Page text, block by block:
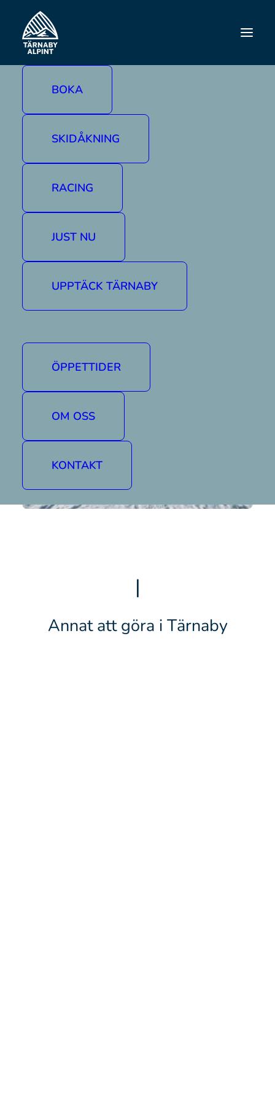
BOKA
SKIDÅKNING
RACING
JUST NU
UPPTÄCK TÄRNABY
ÖPPETTIDER
OM OSS
KONTAKT
UPPTÄCK TÄRNABY
Skoter
massor av leder och spännande skoterkörning
att utforska. I Tärnaby ligger skoterleden
ut i Fjällvärlden. Kom ihåg att respektera natur
och andra som vistas på fjället och ta ansvar
för din skoterkörning tillsammans är vi rädda
om den unika natur som finns.
Glöm inte att köpa ledbevis innan ni åker ut
så medverkar ni till underhåll av lederna samt
säkrare skoteråkning i fjällen.
|
Annat att göra i Tärnaby